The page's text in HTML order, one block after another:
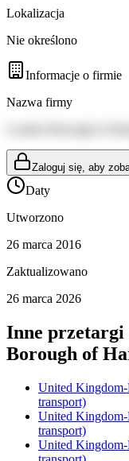
Lokalizacja
Nie określono
Informacje o firmie
Nazwa firmy
Zaloguj się, aby
Daty
Utworzono
26 marca 2016
Zaktualizowano
26 marca 2026
Inne przetargi
Borough of
United Kingdom-
transport)
United Kingdom-
transport)
United Kingdom-